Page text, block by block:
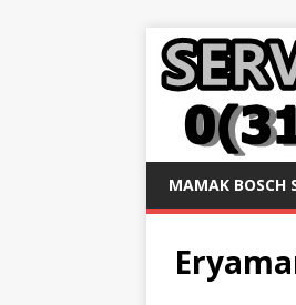
MAMAK BOSCH